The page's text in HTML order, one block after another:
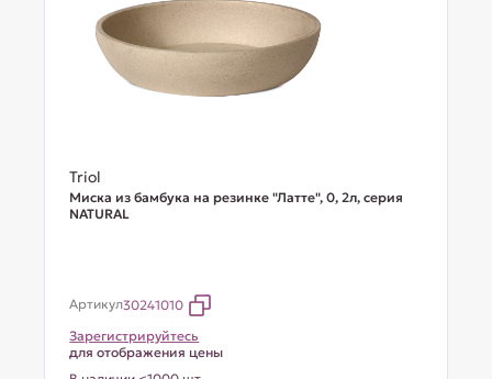
Triol
Миска из бамбука на резинке "Латте", 0, 2л, серия
NATURAL
Артикул30241010
Зарегистрируйтесь
для отображения цены